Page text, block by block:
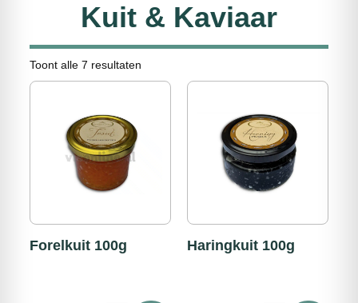
Kuit & Kaviaar
Toont alle 7 resultaten
Forelkuit 100g Haringkuit 100g